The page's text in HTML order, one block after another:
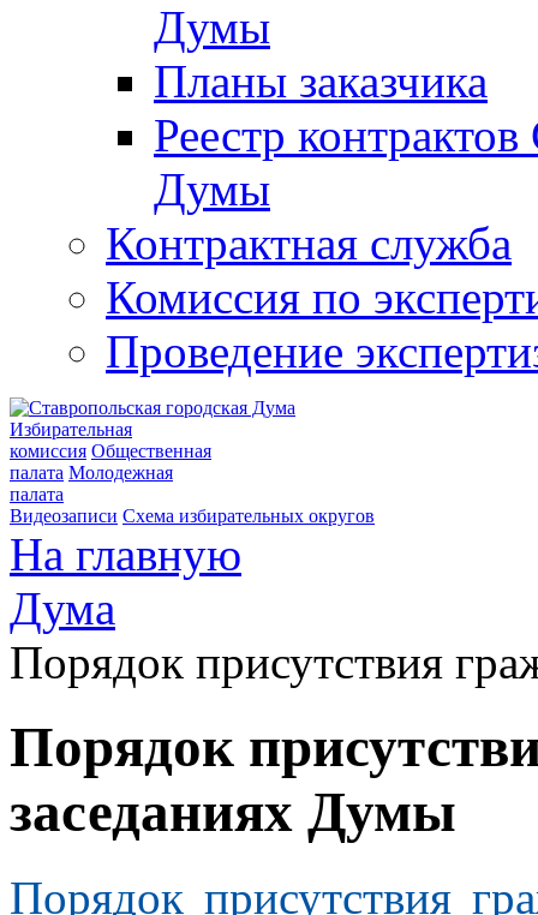
Думы
Планы заказчика
Реестр
Думы
Контрактная служба
Комиссия по
Проведение
Избирательная
комиссия Общественная
палата Молодежная
палата
Видеозаписи Схема избирательных округов
На главную
Дума
Порядок присутствия
Порядок
заседаниях Думы
Порядок присутствия